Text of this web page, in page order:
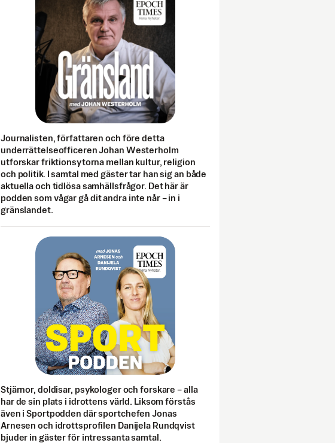
Journalisten, författaren och före detta
underrättelseofficeren Johan Westerholm
utforskar friktionsytorna mellan kultur, religion
och politik. I samtal med gäster tar han sig an både
aktuella och tidlösa samhällsfrågor. Det här är
podden som vågar gå dit andra inte når – in i
gränslandet.
Stjärnor, doldisar, psykologer och forskare – alla
har de sin plats i idrottens värld. Liksom förstås
även i Sportpodden där sportchefen Jonas
Arnesen och idrottsprofilen Danijela Rundqvist
bjuder in gäster för intressanta samtal.